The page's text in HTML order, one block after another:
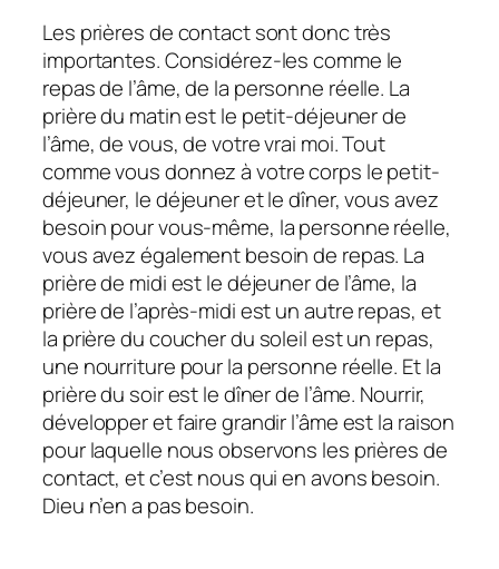
Les prières de contact sont donc très
importantes. Considérez-les comme le
repas de l’âme, de la personne réelle. La
prière du matin est le petit-déjeuner de
l’âme, de vous, de votre vrai moi. Tout
comme vous donnez à votre corps le petit-
déjeuner, le déjeuner et le dîner, vous avez
besoin pour vous-même, la personne réelle,
vous avez également besoin de repas. La
prière de midi est le déjeuner de l’âme, la
prière de l’après-midi est un autre repas, et
la prière du coucher du soleil est un repas,
une nourriture pour la personne réelle. Et la
prière du soir est le dîner de l’âme. Nourrir,
développer et faire grandir l’âme est la raison
pour laquelle nous observons les prières de
contact, et c’est nous qui en avons besoin.
Dieu n’en a pas besoin.